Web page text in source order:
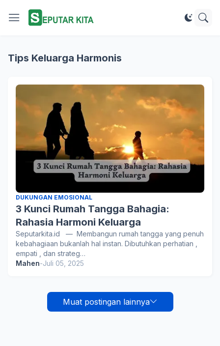
Tips Keluarga Harmonis
DUKUNGAN EMOSIONAL
3 Kunci Rumah Tangga Bahagia:
Rahasia Harmoni Keluarga
Seputarkita.id — Membangun rumah tangga yang penuh
kebahagiaan bukanlah hal instan. Dibutuhkan perhatian ,
empati , dan strateg…
Mahen-Juli 05, 2025
Muat postingan lainnya